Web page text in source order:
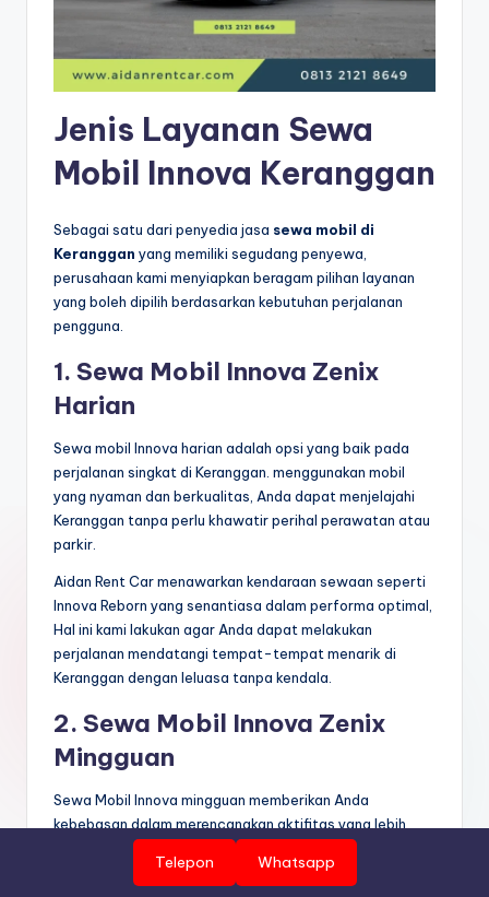
Jenis Layanan Sewa
Mobil Innova Keranggan
Sebagai satu dari penyedia jasa sewa mobil di
Keranggan yang memiliki segudang penyewa,
perusahaan kami menyiapkan beragam pilihan layanan
yang boleh dipilih berdasarkan kebutuhan perjalanan
pengguna.
1. Sewa Mobil Innova Zenix
Harian
Sewa mobil Innova harian adalah opsi yang baik pada
perjalanan singkat di Keranggan. menggunakan mobil
yang nyaman dan berkualitas, Anda dapat menjelajahi
Keranggan tanpa perlu khawatir perihal perawatan atau
parkir.
Aidan Rent Car menawarkan kendaraan sewaan seperti
Innova Reborn yang senantiasa dalam performa optimal,
Hal ini kami lakukan agar Anda dapat melakukan
perjalanan mendatangi tempat-tempat menarik di
Keranggan dengan leluasa tanpa kendala.
2. Sewa Mobil Innova Zenix
Mingguan
Sewa Mobil Innova mingguan memberikan Anda
kebebasan dalam merencanakan aktifitas yang lebih
lama di Keranggan. Ini adalah pilihan hemat biaya untuk
anda yang memerlukan sarana transportasi selama
Telepon Whatsapp